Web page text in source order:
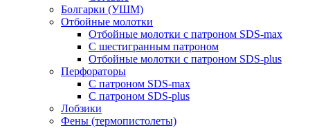
Болгарки (УШМ)
Отбойные молотки
Отбойные молотки с патроном SDS-max
С шестигранным патроном
Отбойные молотки с патроном SDS-plus
Перфораторы
С патроном SDS-max
С патроном SDS-plus
Лобзики
Фены (термопистолеты)